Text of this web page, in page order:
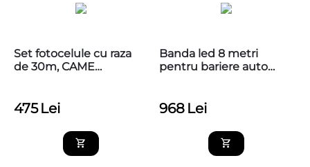
Set fotocelule cu raza
de 30m, CAME
475 Lei
Banda led 8 metri
pentru bariere auto
968 Lei